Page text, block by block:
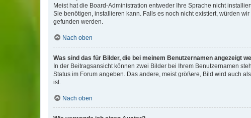
Meist hat die Board-Administration entweder Ihre Sprache nicht
Sie benötigen, installieren kann. Falls es noch nicht existiert, würden
gefunden werden.
Nach oben
Was sind das für Bilder, die bei meinem Benutzernamen angezeigt
In der Beitragsansicht können zwei Bilder bei Ihrem Benutzernamen
Status im Forum angeben. Das andere, meist größere, Bild wird auch
ist.
Nach oben